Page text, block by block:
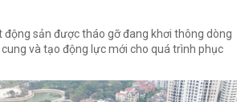
động sản được tháo gỡ đang khơi thông dòng
và tạo động lực mới cho quá trình phục